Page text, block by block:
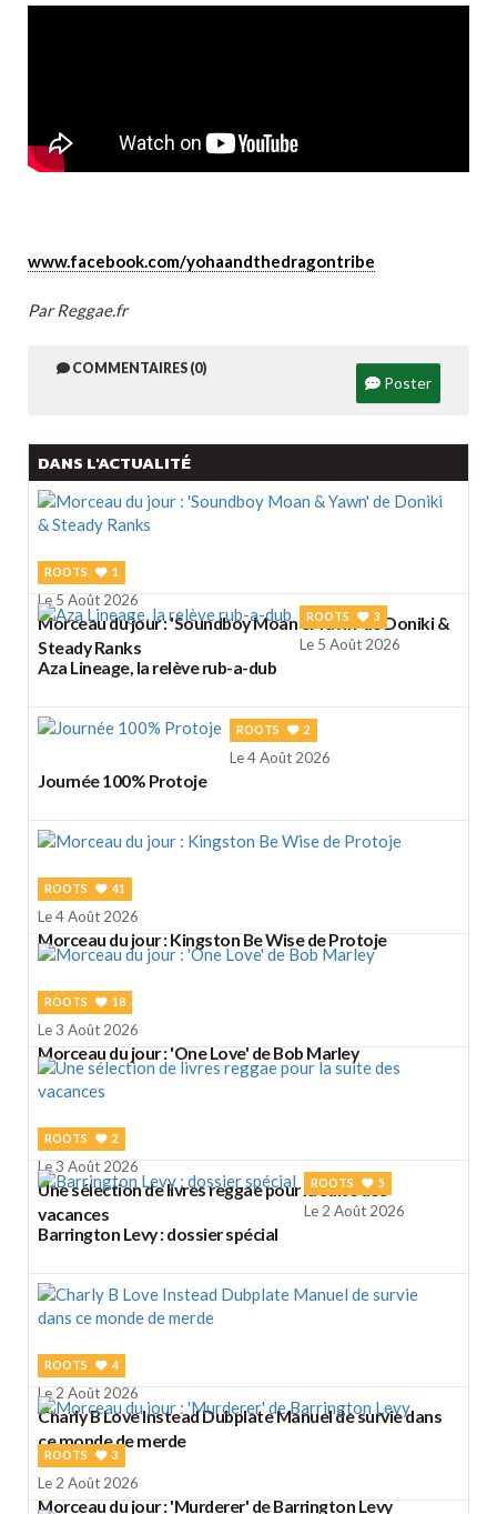
www.facebook.com/yohaandthedragontribe
Par Reggae.fr
COMMENTAIRES (0)
Poster
DANS L'ACTUALITÉ
ROOTS 1
Le 5 Août 2026
Morceau du jour : 'Soundboy Moan & Yawn' de Doniki &
Steady Ranks
ROOTS 3
Le 5 Août 2026
Aza Lineage, la relève rub-a-dub
ROOTS 2
Le 4 Août 2026
Journée 100% Protoje
ROOTS 41
Le 4 Août 2026
Morceau du jour : Kingston Be Wise de Protoje
ROOTS 18
Le 3 Août 2026
Morceau du jour : 'One Love' de Bob Marley
ROOTS 2
Le 3 Août 2026
Une sélection de livres reggae pour la suite des
vacances
ROOTS 5
Le 2 Août 2026
Barrington Levy : dossier spécial
ROOTS 4
Le 2 Août 2026
Charly B Love Instead Dubplate Manuel de survie dans
ce monde de merde
ROOTS 3
Le 2 Août 2026
Morceau du jour : 'Murderer' de Barrington Levy